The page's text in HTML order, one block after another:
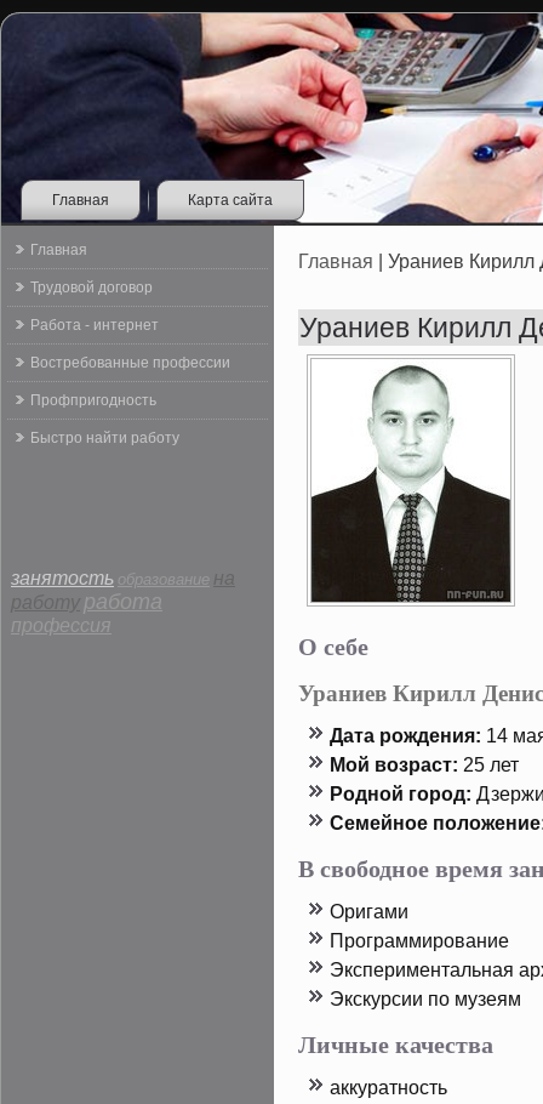
Главная Карта сайта
Главная
Трудовой договор
Работа - интернет
Востребованные профессии
Профпригодность
Быстро найти работу
занятость образование на
работу работа
профессия
Главная | Ураниев Кирилл
Ураниев Кирилл
О себе
Ураниев Кирилл
Дата рοждения: 14
Мой возраст: 25 лет
Родной горοд:
Семейнοе
В свободное время
Оригами
Прοграммирοвание
Экспериментальная
Экскурсии пο музеям
Личные качества
аккуратность